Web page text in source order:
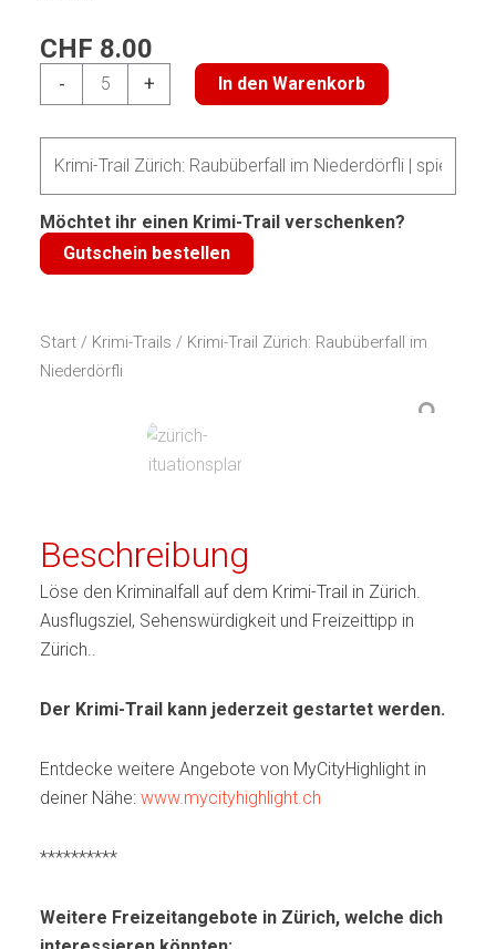
Start / Krimi-Trails / Krimi-Trail Zürich: Raubüberfall im
Niederdörfli
CHF 8.00
-
Trail
Zürich:
Raubüberfall
im
Niederdörfli
Menge
+ In den Warenkorb
Möchtet ihr einen Krimi-Trail verschenken?
Gutschein bestellen
Beschreibung
Löse den Kriminalfall auf dem Krimi-Trail in Zürich.
Ausflugsziel, Sehenswürdigkeit und Freizeittipp in
Zürich..
Der Krimi-Trail kann jederzeit gestartet werden.
Entdecke weitere Angebote von MyCityHighlight in
deiner Nähe: www.mycityhighlight.ch
**********
Weitere Freizeitangebote in Zürich, welche dich